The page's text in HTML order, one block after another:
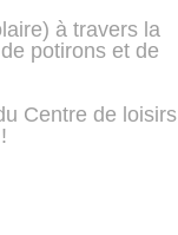
à travers la
potirons et de
Centre de loisirs